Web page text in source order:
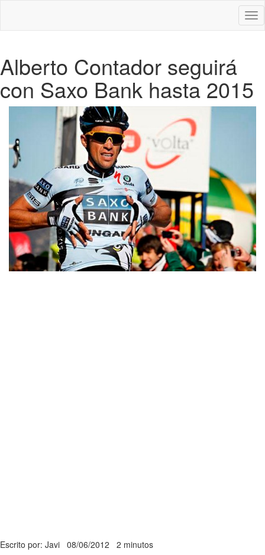
Alberto Contador seguirá
con Saxo Bank hasta 2015
Escrito por: Javi 08/06/2012 2 minutos